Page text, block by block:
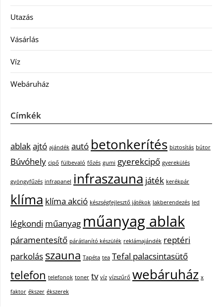
Utazás
Vásárlás
Víz
Webáruház
Címkék
ablakajtó ajándék autó betonkerítés biztosítás bútor
Búvóhely cipő fülbevaló főzés gumi gyerekcipő gyerekülés
gyöngyfűzés infrapanel infraszauna játék kerékpár
klíma klíma akció készségfejlesztő játékok lakberendezés led
légkondi műanyag műanyag ablak
páramentesítő párátlanító készülék reklámajándék reptéri
parkolás szauna Tapéta tea Tefal palacsintasütő
telefon telefonok toner tv víz vízszűrő webáruház x
faktor ékszer ékszerek